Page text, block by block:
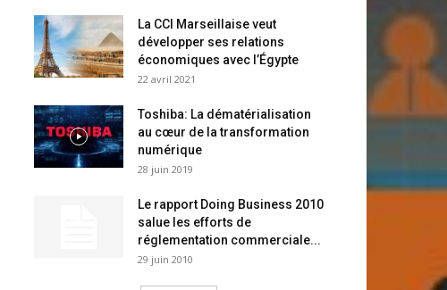
La CCI Marseillaise veut
développer ses relations
économiques avec l’Égypte
22 avril 2021
Toshiba: La dématérialisation
au cœur de la transformation
numérique
28 juin 2019
Le rapport Doing Business 2010
salue les efforts de
réglementation commerciale...
29 juin 2010